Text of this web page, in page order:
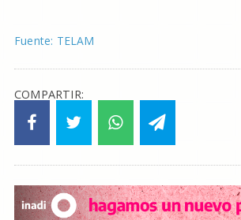
Fuente: TELAM
COMPARTIR: